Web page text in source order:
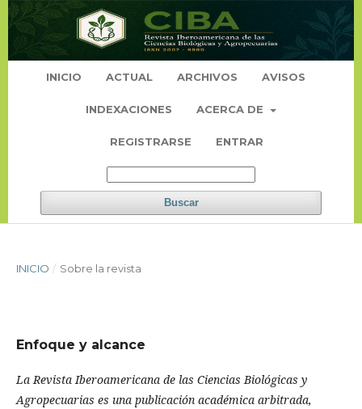
INICIO ACTUAL ARCHIVOS AVISOS
INDEXACIONES ACERCA DE
REGISTRARSE ENTRAR
Buscar
INICIO / Sobre la revista
Enfoque y alcance
La Revista Iberoamericana de las Ciencias Biológicas y
Agropecuarias es una publicación académica arbitrada,